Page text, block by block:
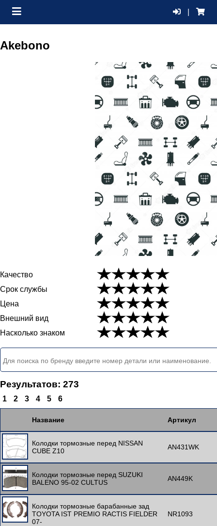
Akebono
Качество
Срок службы
Цена
Внешний вид
Насколько знаком
Результатов: 273
1 2 3 4 5 6
Название Артикул
Колодки тормозные перед NISSAN
CUBE Z10
AN431WK
Колодки тормозные перед SUZUKI
BALENO 95-02 CULTUS
AN449K
Колодки тормозные барабанные зад
TOYOTA IST PREMIO RACTIS FIELDER
07-
NR1093